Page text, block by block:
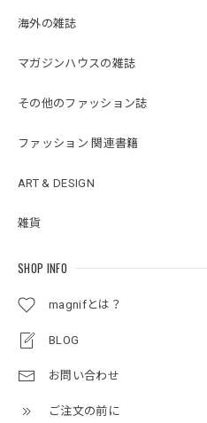
海外の雑誌
マガジンハウスの雑誌
その他のファッション誌
ファッション 関連書籍
ART & DESIGN
雑貨
SHOP INFO
magnifとは？
BLOG
お問い合わせ
ご注文の前に